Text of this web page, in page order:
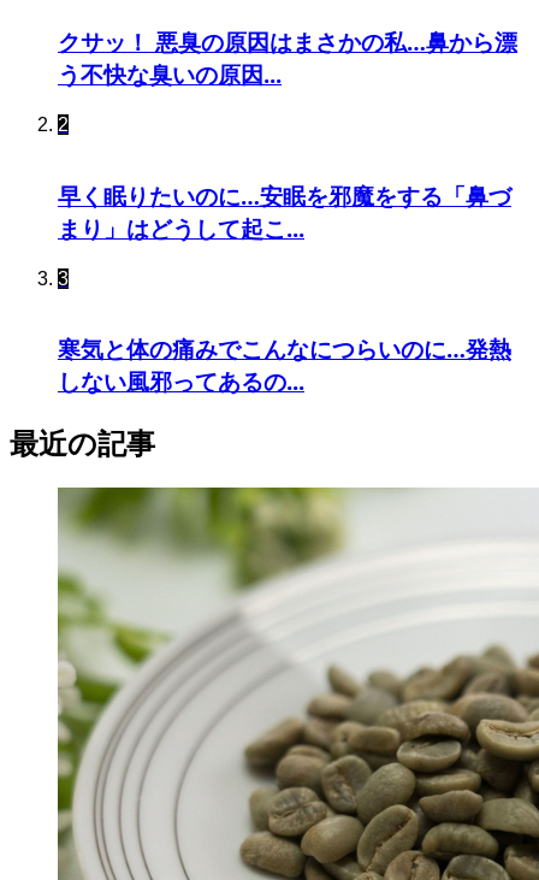
クサッ！ 悪臭の原因はまさかの私…鼻から漂
う不快な臭いの原因...
2
早く眠りたいのに…安眠を邪魔をする「鼻づ
まり」はどうして起こ...
3
寒気と体の痛みでこんなにつらいのに…発熱
しない風邪ってあるの...
最近の記事